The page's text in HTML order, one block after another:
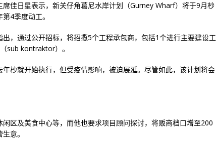
佳日星表示，新关仔角葛尼水岸计划（Gurney Wharf）将于9月杪
4季度动工。
，通过公开招标，将招揽5个工程承包商，包括1个进行主要建设工
sub kontraktor）。
杪就开始执行，但受疫情影响，被迫展延。尽管如此，该计划将会
区及美食中心等，而他也要求项目顾问探讨，将贩商档口增至200
意。